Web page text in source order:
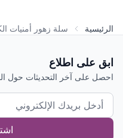
الرئيسية سلة زهور أمنيات
ابق على اطلاع
احصل على آخر التحديثات حول